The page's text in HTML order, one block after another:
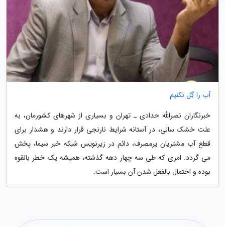
آب را گِل نکنیم
خبرنگاران نصرالله حدادی ـ تهران و بسیاری از شهرهای کشورمان، به
علت خشک سالی، در آستانه شرایط نارنجی قرار دارند و هشدار برای
قطع آب مشتریان پرمصرف، دائم در زیرنویس شبکه خبر سیما، پخش
می گردد. امری که طی سه چهار دهه گذشته، همیشه یک خطر بالقوه
بوده و احتمال بالفعل شدن آن بسیار است.